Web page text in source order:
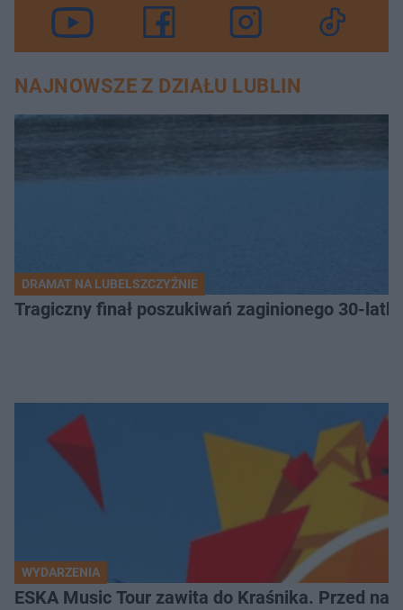
NAJNOWSZE Z DZIAŁU LUBLIN
DRAMAT NA LUBELSZCZYŹNIE
Tragiczny finał poszukiwań zaginionego 30-
WYDARZENIA
ESKA Music Tour zawita do Kraśnika. Przed